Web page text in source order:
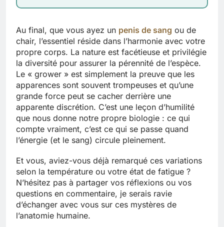
Au final, que vous ayez un penis de sang ou de
chair, l’essentiel réside dans l’harmonie avec votre
propre corps. La nature est facétieuse et privilégie
la diversité pour assurer la pérennité de l’espèce.
Le « grower » est simplement la preuve que les
apparences sont souvent trompeuses et qu’une
grande force peut se cacher derrière une
apparente discrétion. C’est une leçon d’humilité
que nous donne notre propre biologie : ce qui
compte vraiment, c’est ce qui se passe quand
l’énergie (et le sang) circule pleinement.
Et vous, aviez-vous déjà remarqué ces variations
selon la température ou votre état de fatigue ?
N’hésitez pas à partager vos réflexions ou vos
questions en commentaire, je serais ravie
d’échanger avec vous sur ces mystères de
l’anatomie humaine.